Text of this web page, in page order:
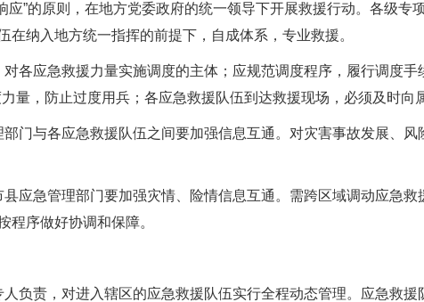
的原则，在地方党委政府的统一领导下开展救援行动。各级专
纳入地方统一指挥的前提下，自成体系，专业救援。
应急救援力量实施调度的主体；应规范调度程序，履行调度手
量，防止过度用兵；各应急救援队伍到达救援现场，必须及时向
与各应急救援队伍之间要加强信息互通。对灾害事故发展、风
急管理部门要加强灾情、险情信息互通。需跨区域调动应急救
程序做好协调和保障。
责，对进入辖区的应急救援队伍实行全程动态管理。应急救援